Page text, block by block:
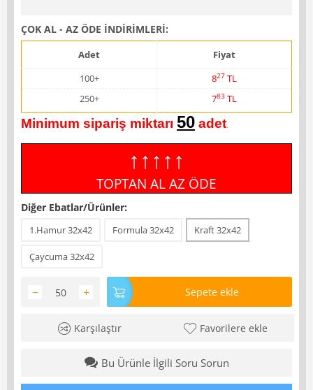
ÇOK AL - AZ ÖDE İNDİRİMLERİ:
Adet
Fiyat
100+
827 TL
250+
783 TL
Minimum sipariş miktarı 50 adet.
↑↑↑↑↑
TOPTAN AL AZ ÖDE
Diğer Ebatlar/Ürünler:
1.Hamur 32x42 Formula 32x42 Kraft 32x42
Çaycuma 32x42
+
− Sepete ekle
Karşılaştır Favorilere ekle
Bu Ürünle İlgili Soru Sorun